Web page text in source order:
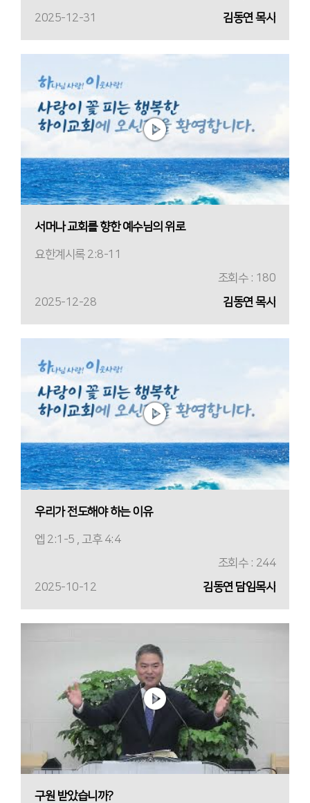
2025-12-31
김동연 목사
서머나 교회를 향한 예수님의 위로
요한계시록 2:8-11
조회수 : 180
2025-12-28
김동연 목사
우리가 전도해야 하는 이유
엡 2:1-5 , 고후 4:4
조회수 : 244
2025-10-12
김동연 담임목사
구원 받았습니까?